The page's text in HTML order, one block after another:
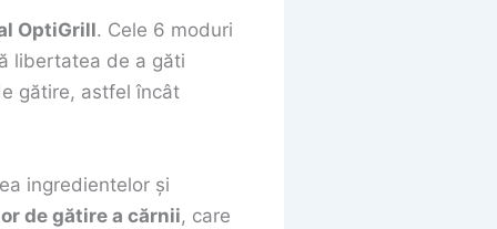
OptiGrill. Cele 6 moduri
libertatea de a găti
gătire, astfel încât
ingredientelor și
de gătire a cărnii, care